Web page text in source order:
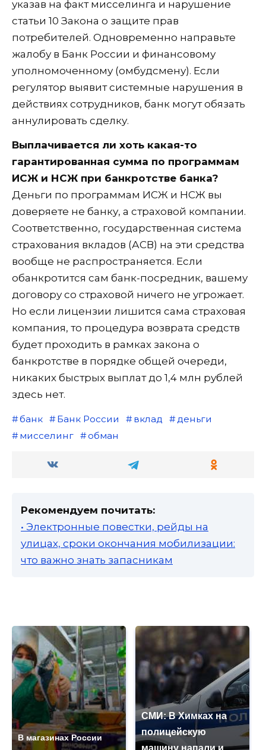
указав на факт мисселинга и нарушение
статьи 10 Закона о защите прав
потребителей. Одновременно направьте
жалобу в Банк России и финансовому
уполномоченному (омбудсмену). Если
регулятор выявит системные нарушения в
действиях сотрудников, банк могут обязать
аннулировать сделку.
Выплачивается ли хоть какая-то
гарантированная сумма по программам
ИСЖ и НСЖ при банкротстве банка?
Деньги по программам ИСЖ и НСЖ вы
доверяете не банку, а страховой компании.
Соответственно, государственная система
страхования вкладов (АСВ) на эти средства
вообще не распространяется. Если
обанкротится сам банк-посредник, вашему
договору со страховой ничего не угрожает.
Но если лицензии лишится сама страховая
компания, то процедура возврата средств
будет проходить в рамках закона о
банкротстве в порядке общей очереди,
никаких быстрых выплат до 1,4 млн рублей
здесь нет.
банк Банк России вклад
деньги
мисселинг
обман
Рекомендуем почитать:
• Электронные повестки, рейды на
улицах, сроки окончания мобилизации:
что важно знать запасникам
В магазинах России
СМИ: В Химках на
полицейскую
машину напали и